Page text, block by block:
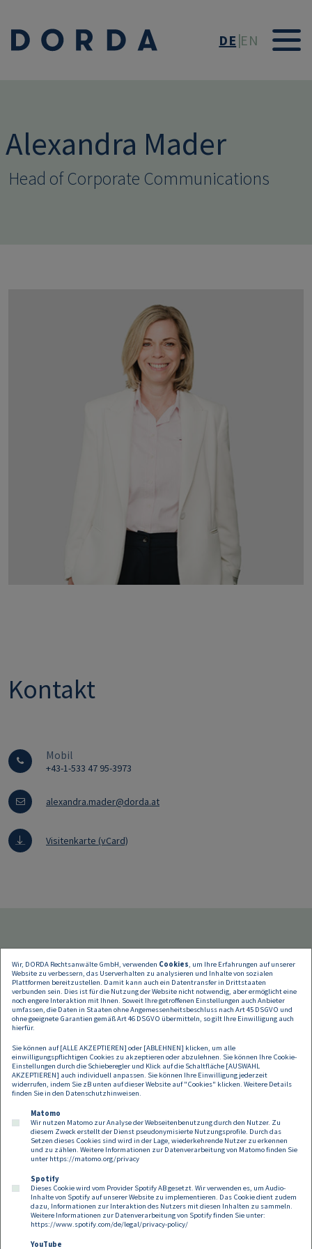
DE EN
Alexandra Mader
Head of Corporate Communications
Kontakt
Mobil
+43-1-533 47 95-3973
alexandra.mader@dorda.at
Visitenkarte (vCard)
Sprachen
Footer
Kontakt Datenschutz
Impressum
Compliance
Cookies
Wir, DORDA Rechtsanwälte GmbH, verwenden Cookies, um Ihre Erfahrungen auf unserer
Website zu verbessern, das Userverhalten zu analysieren und Inhalte von sozialen
Plattformen bereitzustellen. Damit kann auch ein Datentransfer in Drittstaaten
verbunden sein. Dies ist für die Nutzung der Website nicht notwendig, aber ermöglicht eine
noch engere Interaktion mit Ihnen. Soweit Ihre getroffenen Einstellungen auch Anbieter
umfassen, die Daten in Staaten ohne Angemessenheitsbeschluss nach Art 45 DSGVO und
ohne geeignete Garantien gemäß Art 46 DSGVO übermitteln, so gilt Ihre Einwilligung auch
hierfür.
Sie können auf [ALLE AKZEPTIEREN] oder [ABLEHNEN] klicken, um alle
einwilligungspflichtigen Cookies zu akzeptieren oder abzulehnen. Sie können Ihre Cookie-
Einstellungen durch die Schieberegler und Klick auf die Schaltfläche [AUSWAHL
AKZEPTIEREN] auch individuell anpassen. Sie können Ihre Einwilligung jederzeit
widerrufen, indem Sie zB unten auf dieser Website auf "Cookies" klicken. Weitere Details
finden Sie in den Datenschutzhinweisen.
Matomo
Wir nutzen Matomo zur Analyse der Webseitenbenutzung durch den Nutzer. Zu
diesem Zweck erstellt der Dienst pseudonymisierte Nutzungsprofile. Durch das
Setzen dieses Cookies sind wird in der Lage, wiederkehrende Nutzer zu erkennen
und zu zählen. Weitere Informationen zur Datenverarbeitung von Matomo finden Sie
unter https://matomo.org/privacy
Spotify
Dieses Cookie wird vom Provider Spotify AB gesetzt. Wir verwenden es, um Audio-
Inhalte von Spotify auf unserer Website zu implementieren. Das Cookie dient zudem
dazu, Informationen zur Interaktion des Nutzers mit diesen Inhalten zu sammeln.
Weitere Informationen zur Datenverarbeitung von Spotify finden Sie unter:
https://www.spotify.com/de/legal/privacy-policy/
YouTube